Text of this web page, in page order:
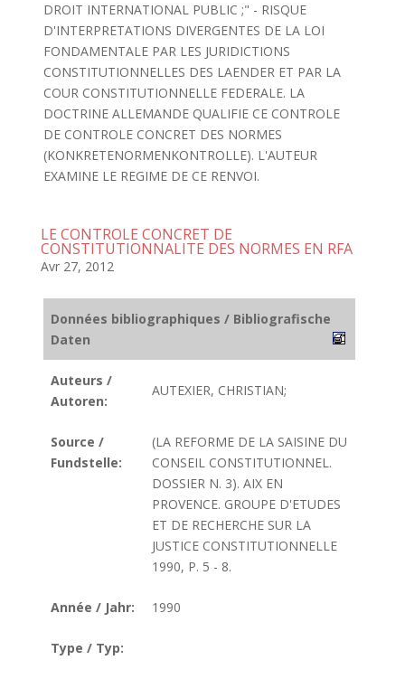
DROIT INTERNATIONAL PUBLIC ;" - RISQUE
D'INTERPRETATIONS DIVERGENTES DE LA LOI
FONDAMENTALE PAR LES JURIDICTIONS
CONSTITUTIONNELLES DES LAENDER ET PAR LA
COUR CONSTITUTIONNELLE FEDERALE. LA
DOCTRINE ALLEMANDE QUALIFIE CE CONTROLE
DE CONTROLE CONCRET DES NORMES
(KONKRETENORMENKONTROLLE). L'AUTEUR
EXAMINE LE REGIME DE CE RENVOI.
LE CONTROLE CONCRET DE
CONSTITUTIONNALITE DES NORMES EN RFA
Avr 27, 2012
Données bibliographiques / Bibliografische
Daten
Auteurs /
Autoren:
AUTEXIER, CHRISTIAN;
Source /
Fundstelle:
(LA REFORME DE LA SAISINE DU
CONSEIL CONSTITUTIONNEL.
DOSSIER N. 3). AIX EN
PROVENCE. GROUPE D'ETUDES
ET DE RECHERCHE SUR LA
JUSTICE CONSTITUTIONNELLE
1990, P. 5 - 8.
Année / Jahr: 1990
Type / Typ: